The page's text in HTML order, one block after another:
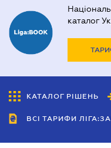
каталог
КАТАЛОГ РІШЕНЬ
ВСІ ТАРИФИ